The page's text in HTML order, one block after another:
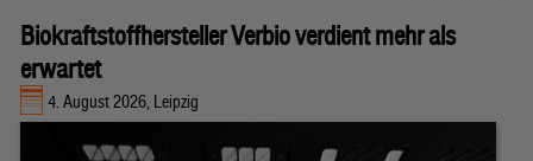
Biokraftstoffhersteller Verbio verdient mehr als
erwartet
4. August 2026, Leipzig